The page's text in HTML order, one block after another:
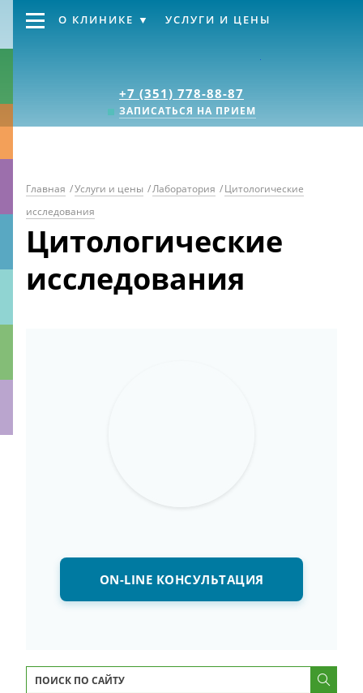
+7 (351) 778-88-87
ЗАПИСАТЬСЯ НА ПРИЕМ
О КЛИНИКЕ УСЛУГИ И ЦЕНЫ
Главная /Услуги и цены /Лаборатория /Цитологические
исследования
Цитологические
исследования
ON-LINE КОНСУЛЬТАЦИЯ